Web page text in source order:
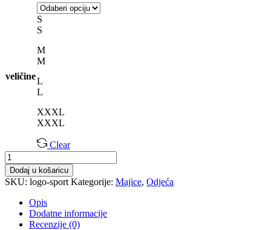
veličine
S
S
M
M
L
L
XXXL
XXXL
Clear
Ribolovna
Majica
zelena
Logo
količina
Dodaj u košaricu
SKU: logo-sport Kategorije: Majice, Odjeća
Opis
Dodatne informacije
Recenzije (0)